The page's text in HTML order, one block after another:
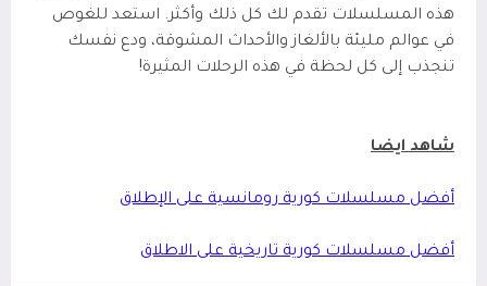
هذه المسلسلات تقدم لك كل ذلك وأكثر. استعد للغوص
في عوالم مليئة بالألغاز والأحداث المشوقة، ودع نفسك
تنجذب إلى كل لحظة في هذه الرحلات المثيرة!
شاهد ايضا
أفضل مسلسلات كورية رومانسية على الإطلاق
أفضل مسلسلات كورية تاريخية على الاطلاق